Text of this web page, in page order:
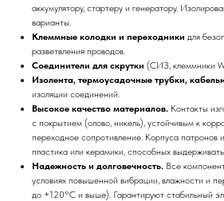
аккумулятору, стартеру и генератору.
варианты.
Клеммные колодки и переходники для
разветвления проводов.
Соединители для скрутки (СИЗ, клеммники
Изолента, термоусадочные трубки,
изоляции соединений.
Высокое качество материалов. Контакты
с покрытием (олово, никель), устойчивым к
переходное сопротивление. Корпуса патронов
пластика или керамики, способных
Надежность и долговечность. Все
условиях повышенной вибрации, влажности и
до +120°C и выше). Гарантируют стабильный